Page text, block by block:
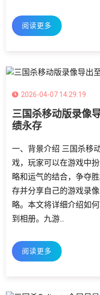
阅读更多
2026-04-07 14:29:19
三国杀移动版录像
绩永存
一、背景介绍 三国杀移
戏，玩家可以在游戏中
略和运气的结合，争夺
存并分享自己的游戏录
略。本文将详细介绍如
到相册。九游ӱ...
阅读更多